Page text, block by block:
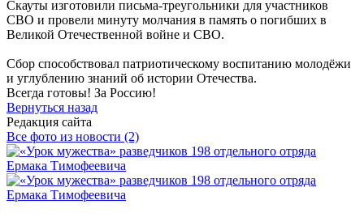
Скауты изготовили письма‑треугольники для участников
СВО и провели минуту молчания в память о погибших в
Великой Отечественной войне и СВО.
Сбор способствовал патриотическому воспитанию молодёжи
и углублению знаний об истории Отечества.
Всегда готовы! За Россию!
Вернуться назад
Редакция сайта
Все фото из новости (2)